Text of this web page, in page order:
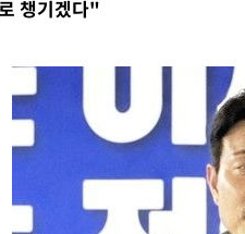
팹에 54조 투자…"AI 메모리 수요 선
자매, 아제르바이잔 투란VC 입단
기 들여다보니…한국 축구 '5승 2무'
트(0.36%) 내린 798.81마감
보합…0.60% 내린 6258.77에 마쳐
원 내린 1416.1원 마감
챙기겠다"